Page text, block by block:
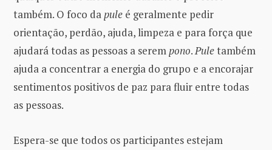
também. O foco dapule é geralmente pedir
orientação, perdão, ajuda, limpeza e para força que
ajudará todas as pessoas a serempono.Puletambém
ajuda a concentrar a energia do grupo e a encorajar
sentimentos positivos de paz para fluir entre todas
as pessoas.
Espera-se que todos os participantes estejam